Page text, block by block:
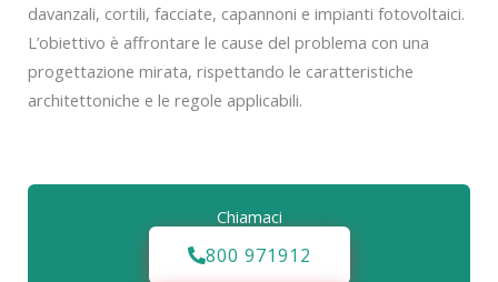
davanzali, cortili, facciate, capannoni e impianti fotovoltaici.
L’obiettivo è affrontare le cause del problema con una
progettazione mirata, rispettando le caratteristiche
architettoniche e le regole applicabili.
Chiamaci
800 971912